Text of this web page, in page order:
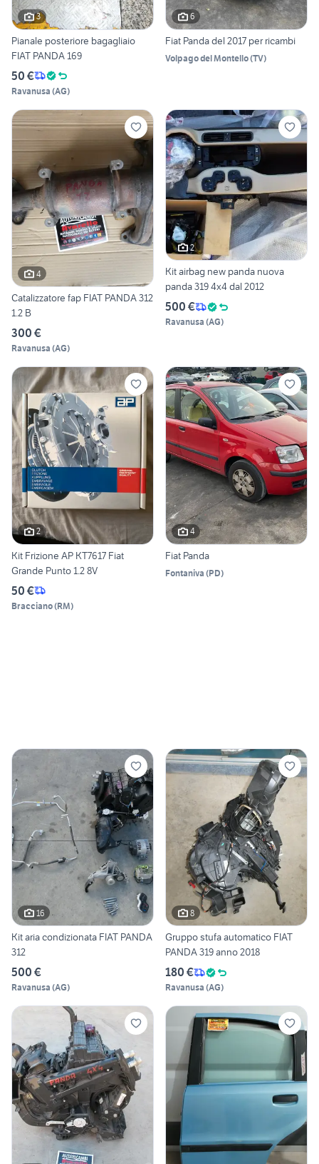
3
Pianale posteriore bagagliaio
FIAT PANDA 169
50 €
Ravanusa (AG)
6
Fiat Panda del 2017 per ricambi
Volpago del Montello(TV)
4
Catalizzatore fap FIAT PANDA 312
1.2 B
300 €
Ravanusa (AG)
2
Kit airbag new panda nuova
panda 319 4x4 dal 2012
500 €
Ravanusa (AG)
2
Kit Frizione AP KT7617 Fiat
Grande Punto 1.2 8V
50 €
Bracciano(RM)
4
Fiat Panda
Fontaniva (PD)
16
Kit aria condizionata FIAT PANDA
312
500 €
Ravanusa (AG)
8
Gruppo stufa automatico FIAT
PANDA 319 anno 2018
180 €
Ravanusa (AG)